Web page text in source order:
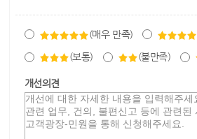
(매우 만족)
(보통) (불만족)
개선의견